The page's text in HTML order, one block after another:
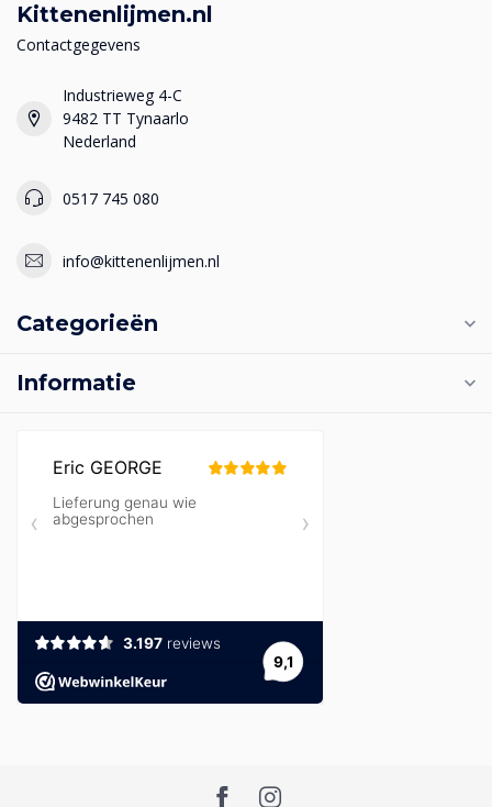
Kittenenlijmen.nl
Contactgegevens
Industrieweg 4-C
9482 TT Tynaarlo
Nederland
0517 745 080
info@kittenenlijmen.nl
Categorieën
Informatie